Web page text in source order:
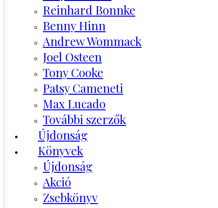
Reinhard Bonnke
Benny Hinn
Andrew Wommack
Joel Osteen
Tony Cooke
Patsy Cameneti
Max Lucado
További szerzők
Újdonság
Könyvek
Újdonság
Akció
Zsebkönyv